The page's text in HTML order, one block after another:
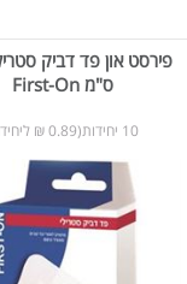
ס"מ First-On
10 יחידות(0.89 ₪ ליחידה)